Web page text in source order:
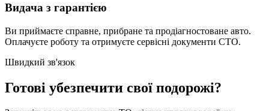
Видача з гарантією
Ви приймаєте справне, прибране та продіагностоване авто.
Оплачуєте роботу та отримуєте сервісні документи СТО.
Швидкий зв'язок
Готові убезпечити свої подорожі?